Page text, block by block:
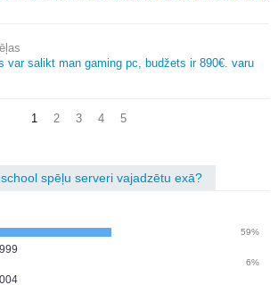
var salikt man gaming pc, budžets ir 890€. varu
1 2 3 4 5
spēļu serveri vajadzētu exā?
59%
6%